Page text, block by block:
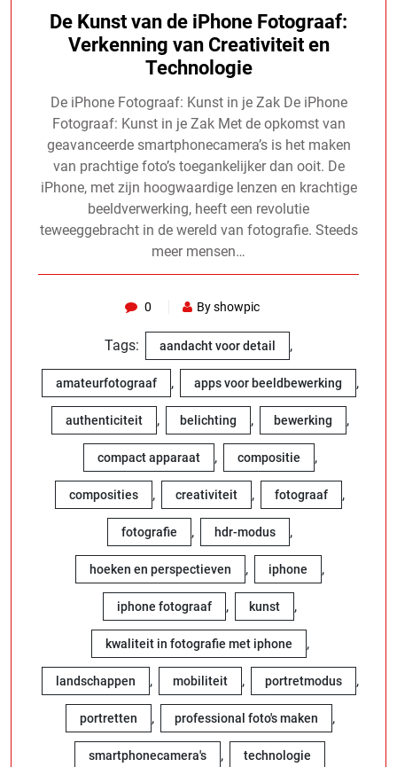
De Kunst van de iPhone Fotograaf:
Verkenning van Creativiteit en
Technologie
De iPhone Fotograaf: Kunst in je Zak De iPhone
Fotograaf: Kunst in je Zak Met de opkomst van
geavanceerde smartphonecamera’s is het maken
van prachtige foto’s toegankelijker dan ooit. De
iPhone, met zijn hoogwaardige lenzen en krachtige
beeldverwerking, heeft een revolutie
teweeggebracht in de wereld van fotografie. Steeds
meer mensen…
0 By showpic
Tags: aandacht voor detail ,
amateurfotograaf , apps voor beeldbewerking ,
authenticiteit , belichting , bewerking ,
compact apparaat , compositie ,
composities , creativiteit , fotograaf ,
fotografie , hdr-modus ,
hoeken en perspectieven , iphone ,
iphone fotograaf , kunst ,
kwaliteit in fotografie met iphone ,
landschappen , mobiliteit , portretmodus ,
portretten , professional foto's maken ,
smartphonecamera's , technologie